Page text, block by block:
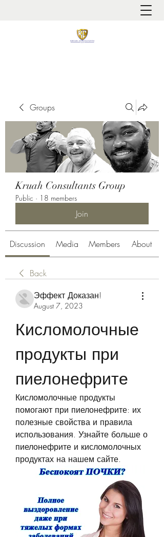
Groups
Kruah Consultants Group
Public · 18 members
Join
Discussion Media Members About
Back
Эффект Доказан!
August 7, 2023
Кисломолочные
продукты при
пиелонефрите
Кисломолочные продукты
помогают при пиелонефрите: их
полезные свойства и правила
использования. Узнайте больше о
пиелонефрите и кисломолочных
продуктах на нашем сайте.